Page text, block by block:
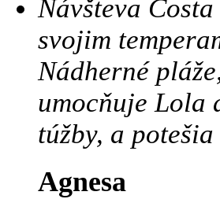
Návšteva
svojim
Nádherné
umocňuje Lola
túžby, a
Agnesa